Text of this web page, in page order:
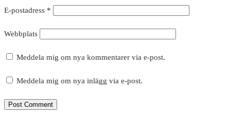
E-postadress *
Webbplats
Meddela mig om nya kommentarer via e-post.
Meddela mig om nya inlägg via e-post.